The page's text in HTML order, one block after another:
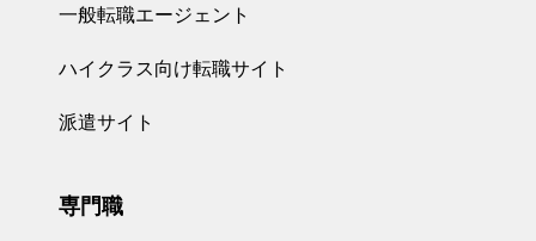
一般転職エージェント
ハイクラス向け転職サイト
派遣サイト
専門職